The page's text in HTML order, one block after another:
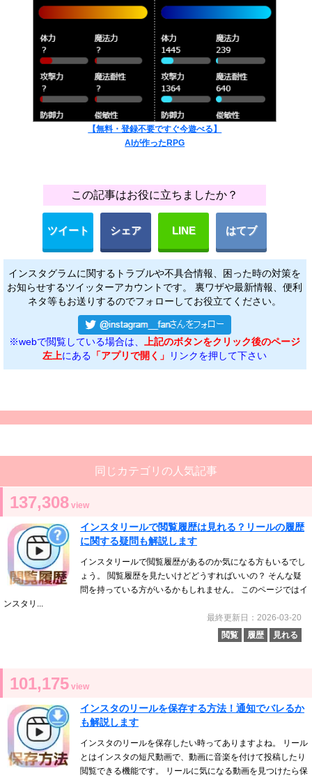
【無料・登録不要ですぐ今遊べる】
AIが作ったRPG
この記事はお役に立ちましたか？
ツイート シェア LINE はてブ
インスタグラムに関するトラブルや不具合情報、困った時の対策を
お知らせするツイッターアカウントです。 裏ワザや最新情報、便利
ネタ等もお送りするのでフォローしてお役立てください。
※webで閲覧している場合は、
上記のボタンをクリック後のページ
左上にある 「アプリで開く」 リンクを押して下さい
同じカテゴリの人気記事
137,308 view
インスタリールで閲覧履歴は見れる？リールの履歴
に関する疑問も解説します
インスタリールで閲覧履歴があるのか気になる方もいるでし
ょう。 閲覧履歴を見たいけどどうすればいいの？ そんな疑
問を持っている方がいるかもしれません。 このページではイ
ンスタリ...
最終更新日：2026-03-20
閲覧
履歴 見れる
101,175 view
インスタのリールを保存する方法！通知でバレるか
も解説します
インスタのリールを保存したい時ってありますよね。 リール
とはインスタの短尺動画で、動画に音楽を付けて投稿したり
閲覧できる機能です。 リールに気になる動画を見つけたら保